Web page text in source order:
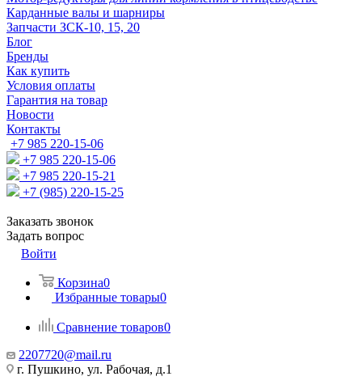
Карданные валы и шарниры
Запчасти ЗСК-10, 15, 20
Блог
Бренды
Как купить
Условия оплаты
Гарантия на товар
Новости
Контакты
+7 985 220-15-06
+7 985 220-15-06
+7 985 220-15-21
+7 (985) 220-15-25
Заказать звонок
Задать вопрос
Войти
Корзина0
Избранные товары0
Сравнение товаров0
2207720@mail.ru
г. Пушкино, ул. Рабочая, д.1